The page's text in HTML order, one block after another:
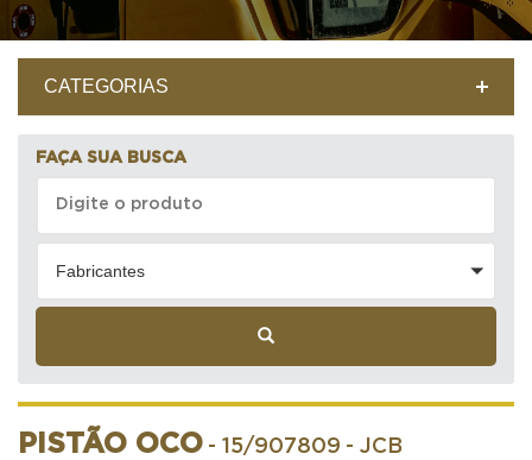
CATEGORIAS
FAÇA SUA BUSCA
Fabricantes
PISTÃO OCO - 15/907809 - JCB